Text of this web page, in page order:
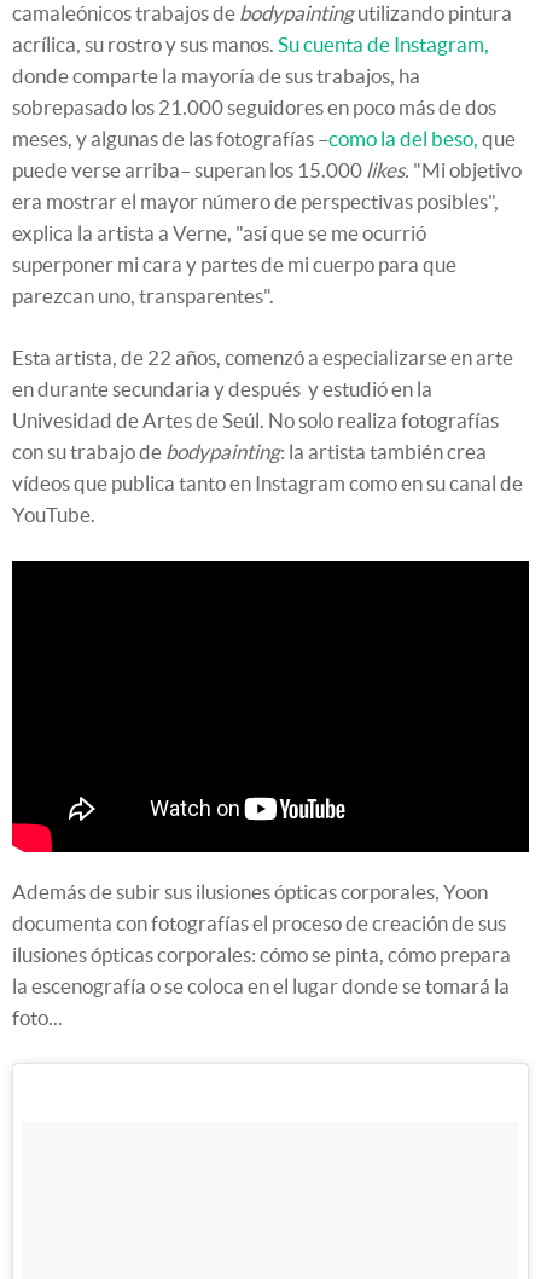
camaleónicos trabajos de bodypaintingutilizando pintura
acrílica, su rostro y sus manos. Su cuenta de Instagram,
donde comparte la mayoría de sus trabajos, ha
sobrepasado los 21.000 seguidores en poco más de dos
meses, y algunas de las fotografías –como la del beso, que
puede verse arriba– superan los 15.000 likes. "Mi objetivo
era mostrar el mayor número de perspectivas posibles",
explica la artista a Verne, "así que se me ocurrió
superponer mi cara y partes de mi cuerpo para que
parezcan uno, transparentes".
Esta artista, de 22 años, comenzó a especializarse en arte
en durante secundaria y después y estudió en la
Univesidad de Artes de Seúl. No solo realiza fotografías
con su trabajo de bodypainting: la artista también crea
vídeos que publica tanto en Instagram como en su canal de
YouTube.
Además de subir sus ilusiones ópticas corporales, Yoon
documenta con fotografías el proceso de creación de sus
ilusiones ópticas corporales: cómo se pinta, cómo prepara
la escenografía o se coloca en el lugar donde se tomará la
foto...